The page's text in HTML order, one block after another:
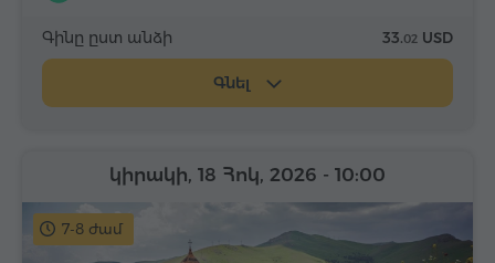
Գինը ըստ անձի 33.02 USD
Գնել
7-8 ժամ
կիրակի, 18 Հոկ, 2026 - 10:00